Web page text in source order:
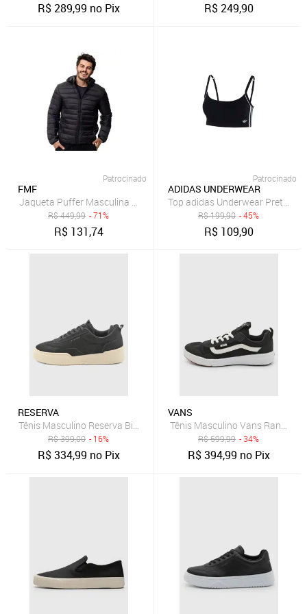
R$289,99 no Pix R$249,90
Patrocinado
FMF
R$449,99 - 71%
R$ 131,74
Patrocinado
ADIDAS UNDERWEAR
Top adidas Underwear Preto
R$199,90 - 45%
R$ 109,90
RESERVA
Tênis Masculino Reserva Bico Redondo Preto
R$399,00 - 16%
R$334,99 no Pix
VANS
Tênis Masculino Vans Range
R$599,99 - 34%
R$394,99 no Pix